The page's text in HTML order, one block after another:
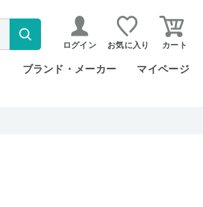
ログイン お気に入り カート
ブランド・メーカー マイページ